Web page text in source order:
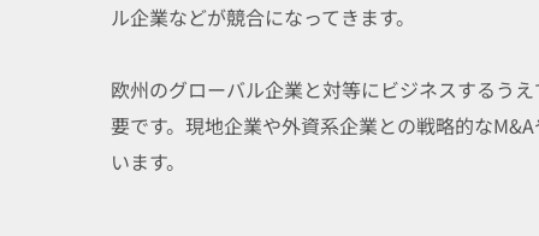
ル企業などが競合になってきます。
欧州のグローバル企業と対等にビジネスするう
要です。現地企業や外資系企業との戦略的な
います。